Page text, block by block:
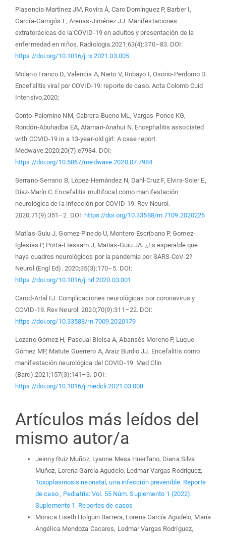
Plasencia-Martínez JM, Rovira À, Caro Domínguez P, Barber I,
García-Garrigós E, Arenas-Jiménez JJ. Manifestaciones
extratorácicas de la COVID-19 en adultos y presentación de la
enfermedad en niños. Radiologia.2021;63(4):370–83. DOI:
https://doi.org/10.1016/j.rx.2021.03.005
Molano Franco D, Valencia A, Nieto V, Robayo I, Osorio-Perdomo D.
Encefalitis viral por COVID-19: reporte de caso. Acta Colomb Cuid
Intensivo.2020;
Conto-Palomino NM, Cabrera-Bueno ML, Vargas-Ponce KG,
Rondón-Abuhadba EA, Atamari-Anahui N. Encephalitis associated
with COVID-19 in a 13-year-old girl: A case report.
Medwave.2020;20(7):e7984. DOI:
https://doi.org/10.5867/medwave.2020.07.7984
Serrano-Serrano B, López-Hernández N, Dahl-Cruz F, Elvira-Soler E,
Díaz-Marín C. Encefalitis multifocal como manifestación
neurológica de la infección por COVID-19. Rev Neurol.
2020;71(9):351–2. DOI: https://doi.org/10.33588/rn.7109.2020226
Matías-Guiu J, Gomez-Pinedo U, Montero-Escribano P, Gomez-
Iglesias P, Porta-Etessam J, Matias-Guiu JA. ¿Es esperable que
haya cuadros neurológicos por la pandemia por SARS-CoV-2?
Neurol (Engl Ed). 2020;35(3):170–5. DOI:
https://doi.org/10.1016/j.nrl.2020.03.001
Carod-Artal FJ. Complicaciones neurológicas por coronavirus y
COVID-19. Rev Neurol. 2020;70(9):311–22. DOI:
https://doi.org/10.33588/rn.7009.2020179
Lozano Gómez H, Pascual Bielsa A, Abansés Moreno P, Luque
Gómez MP, Matute Guerrero A, Araiz Burdio JJ. Encefalitis como
manifestación neurológica del COVID-19. Med Clin
(Barc).2021;157(3):141–3. DOI:
https://doi.org/10.1016/j.medcli.2021.03.008
Artículos más leídos del
mismo autor/a
Jeinny Ruiz Muñoz, Lyanne Mesa Huerfano, Diana Silva
Muñoz, Lorena Garcia Agudelo, Ledmar Vargas Rodriguez,
Toxoplasmosis neonatal, una infección prevenible. Reporte
de caso , Pediatría: Vol. 55 Núm. Suplemento 1 (2022):
Suplemento 1. Reportes de casos
Monica Liseth Holguin Barrera, Lorena García Agudelo, María
Angélica Mendoza Cacares, Ledmar Vargas Rodríguez,